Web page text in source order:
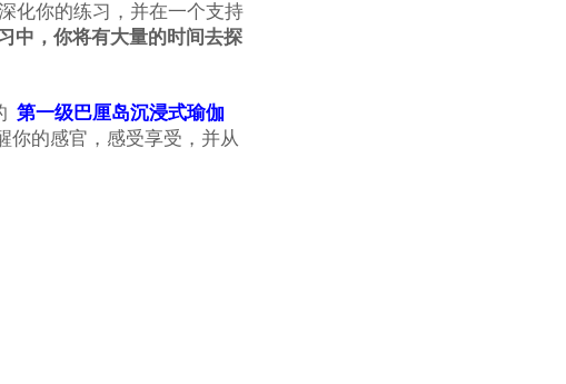
化你的练习，并在一个支持
中，你将有大量的时间去探
第一级巴厘岛沉浸式瑜伽
你的感官，感受享受，并从